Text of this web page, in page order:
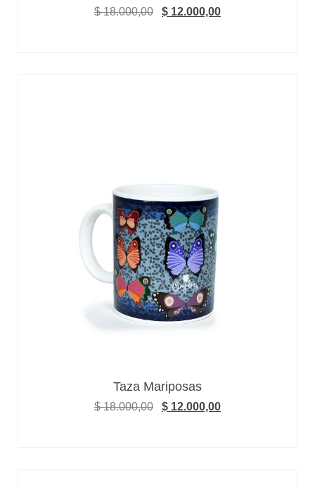
$18.000,00 $ 12.000,00
Taza Mariposas
$18.000,00 $ 12.000,00